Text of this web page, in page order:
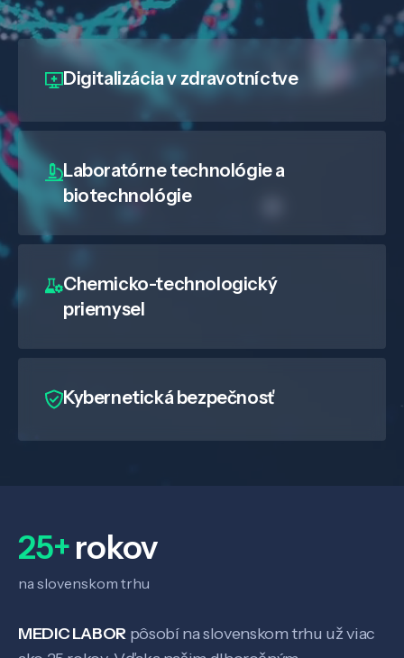
Veda a výskum
Digitalizáciav zdravotníctve
Laboratórne technológie a
biotechnológie
Chemicko-technologický
priemysel
Kybernetická bezpečnosť
25+rokov
na slovenskom trhu
MEDIC LABOR pôsobí na slovenskom trhu už viac